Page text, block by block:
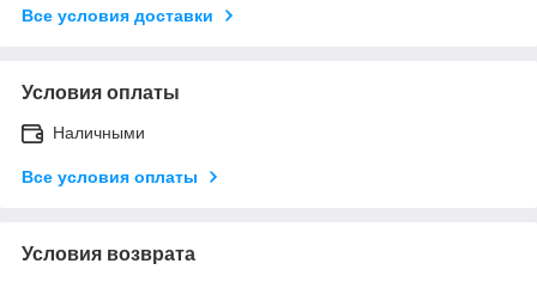
Все условия доставки
Условия оплаты
Наличными
Все условия оплаты
Условия возврата